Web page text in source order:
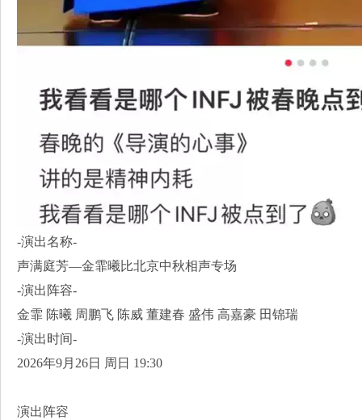
-演出名称-
声满庭芳—金霏曦比北京中秋相声专场
-演出阵容-
金霏 陈曦 周鹏飞 陈威 董建春 盛伟 高嘉豪 田锦瑞
-演出时间-
2026年9月26日 周日 19:30
演出阵容